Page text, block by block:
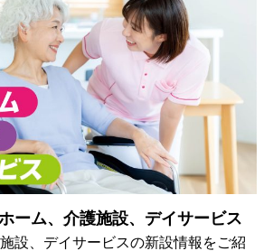
ーム、介護施設、デイサービス
設、デイサービスの新設情報をご紹